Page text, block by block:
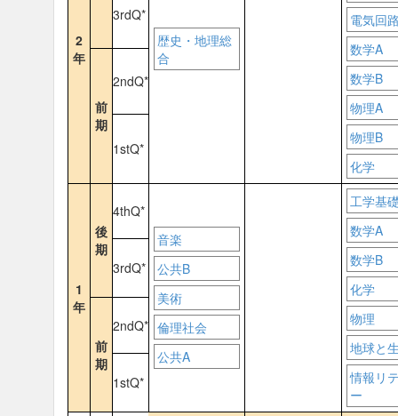
2
年
歴史・地理総
合
電気回
数学A
数学B
物理A
物理B
化学
3rdQ*
前
期
2ndQ*
1stQ*
1
年
後
期
4thQ*
音楽
公共B
美術
倫理社会
公共A
工学基
数学A
数学B
化学
物理
地球と
情報リ
ー
3rdQ*
前
期
2ndQ*
1stQ*